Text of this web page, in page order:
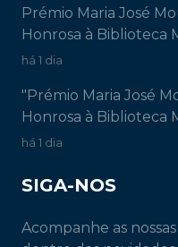
Prémio Maria José
Honrosa à Biblioteca
há 1 dia
"Prémio Maria José
Honrosa à Biblioteca
há 1 dia
SIGA-NOS
Acompanhe as